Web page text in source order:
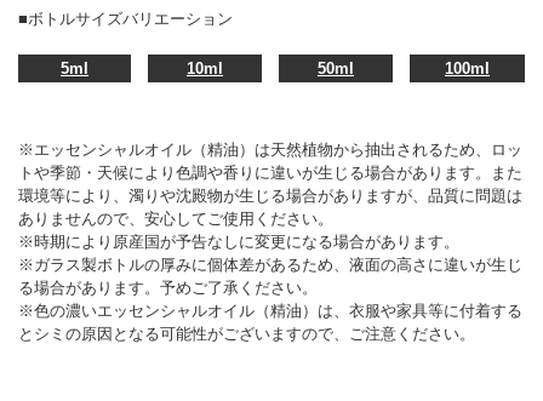
■ボトルサイズバリエーション
5ml 10ml 50ml 100ml
※エッセンシャルオイル（精油）は天然植物から抽出されるため、ロッ
トや季節・天候により色調や香りに違いが生じる場合があります。また
環境等により、濁りや沈殿物が生じる場合がありますが、品質に問題は
ありませんので、安心してご使用ください。
※時期により原産国が予告なしに変更になる場合があります。
※ガラス製ボトルの厚みに個体差があるため、液面の高さに違いが生じ
る場合があります。予めご了承ください。
※色の濃いエッセンシャルオイル（精油）は、衣服や家具等に付着する
とシミの原因となる可能性がございますので、ご注意ください。